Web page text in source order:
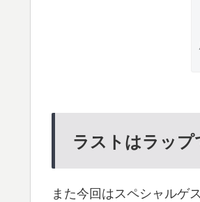
ラストはラップ
また今回はスペシャルゲ